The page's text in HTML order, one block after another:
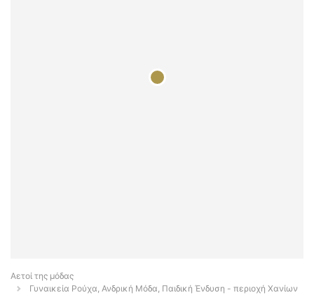
Αετοί της μόδας
Γυναικεία Ρούχα, Ανδρική Μόδα, Παιδική Ένδυση - περιοχή Χανίων